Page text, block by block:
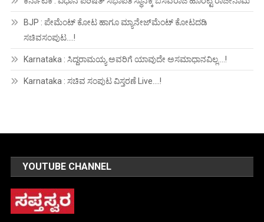
BJP : ಪೇಮೆಂಟ್ ಕೋಟ ಹಾಗೂ ಮ್ಯಾನೇಜ್‍ಮೆಂಟ್ ಕೋಟದಡಿ
ಸಚಿವಸಂಪುಟ….!
Karnataka : ಸಿದ್ದರಾಮಯ್ಯ ಅವರಿಗೆ ಯಾವುದೇ ಅಸಮಾಧಾನವಿಲ್ಲ….!
Karnataka : ಸಚಿವ ಸಂಪುಟ ವಿಸ್ತರಣೆ Live….!
YOUTUBE CHANNEL